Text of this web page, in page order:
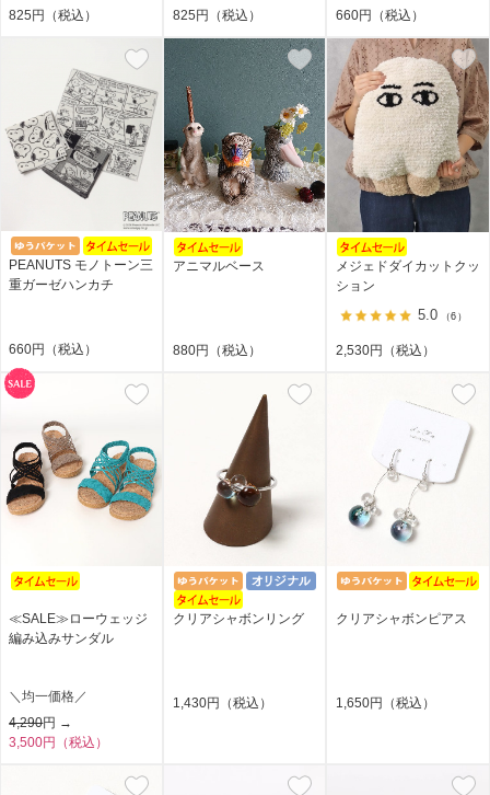
825円（税込） 825円（税込） 660円（税込）
PEANUTS モノトーン三
重ガーゼハンカチ
660円（税込）
アニマルベース
880円（税込）
メジェドダイカットクッ
ション
5.0 （6）
2,530円（税込）
≪SALE≫ローウェッジ
編み込みサンダル
＼均一価格／
4,290円 →
3,500円（税込）
クリアシャボンリング
1,430円（税込）
クリアシャボンピアス
1,650円（税込）